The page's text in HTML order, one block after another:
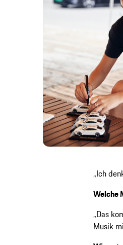
„Ich
Welche
„Das
Musik